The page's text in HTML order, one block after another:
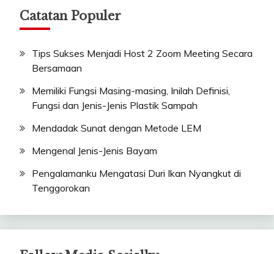
Catatan Populer
Tips Sukses Menjadi Host 2 Zoom Meeting Secara
Bersamaan
Memiliki Fungsi Masing-masing, Inilah Definisi,
Fungsi dan Jenis-Jenis Plastik Sampah
Mendadak Sunat dengan Metode LEM
Mengenal Jenis-Jenis Bayam
Pengalamanku Mengatasi Duri Ikan Nyangkut di
Tenggorokan